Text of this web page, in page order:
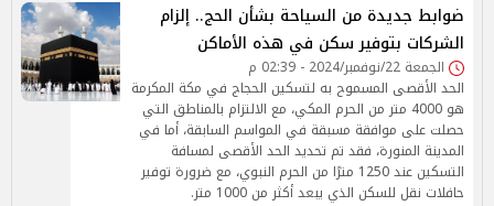
ضوابط جديدة من السياحة بشأن الحج.. إلزام
الشركات بتوفير سكن في هذه الأماكن
الجمعة 22/نوفمبر/2024 - 02:39 م
الحد الأقصى المسموح به لتسكين الحجاج في مكة المكرمة
هو 4000 متر من الحرم المكي، مع الالتزام بالمناطق التي
حصلت على موافقة مسبقة في المواسم السابقة، أما في
المدينة المنورة، فقد تم تحديد الحد الأقصى لمسافة
التسكين عند 1250 مترًا من الحرم النبوي، مع ضرورة توفير
حافلات نقل للسكن الذي يبعد أكثر من 1000 متر.